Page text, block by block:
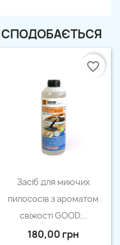
Швидкий перегляд
Засіб для миючих
пилососів з ароматом
свіжості GOOD...
180,00 грн
favorite_border